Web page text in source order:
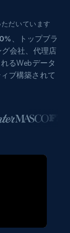
だいています
、トップブラ
グ会社、代理店
るWebデータ
ブ構築されて